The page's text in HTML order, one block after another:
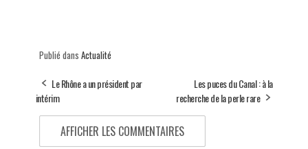
Publié dans Actualité
Le Rhône a un président par
intérim
Les puces du Canal : à la
recherche de la perle rare
AFFICHER LES COMMENTAIRES